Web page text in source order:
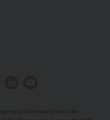
sind Warenzeichen oder